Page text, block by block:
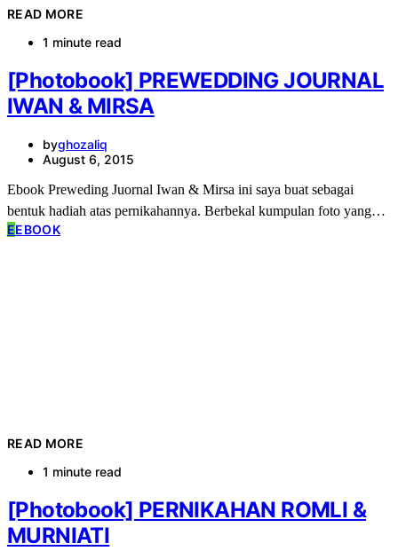
READ MORE
1 minute read
[Photobook] PREWEDDING JOURNAL
IWAN & MIRSA
byghozaliq
August 6, 2015
Ebook Preweding Juornal Iwan & Mirsa ini saya buat sebagai
bentuk hadiah atas pernikahannya. Berbekal kumpulan foto yang…
EEBOOK
READ MORE
1 minute read
[Photobook] PERNIKAHAN ROMLI &
MURNIATI